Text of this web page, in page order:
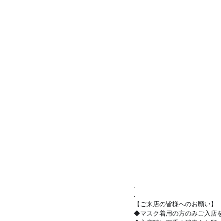
【ご来店の皆様へのお願い】
◆マスク着用の方のみご入店